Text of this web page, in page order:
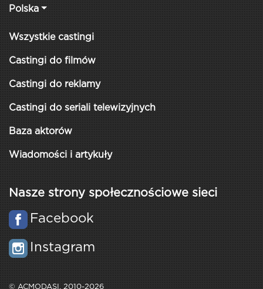
Polska
Wszystkie castingi
Castingi do filmów
Castingi do reklamy
Castingi do seriali telewizyjnych
Baza aktorów
Wiadomości i artykuły
Nasze strony społecznościowe sieci
Facebook
Instagram
© ACMODASI, 2010-2026